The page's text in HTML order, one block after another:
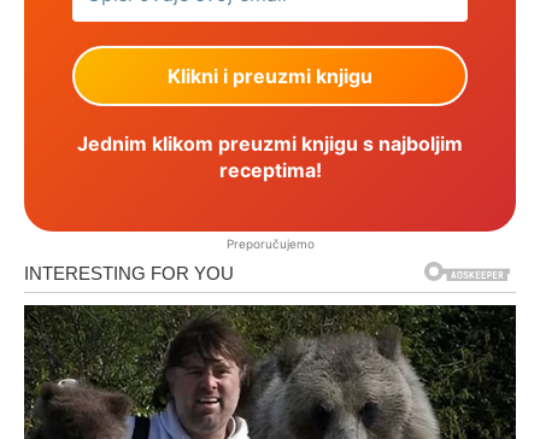
Jednim klikom preuzmi knjigu s najboljim
receptima!
Preporučujemo